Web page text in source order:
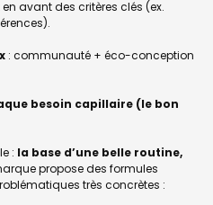
avant des critères clés (ex.
: communauté + éco-conception
besoin capillaire (le bon
: la base d’une belle routine,
propose des formules
très concrètes :